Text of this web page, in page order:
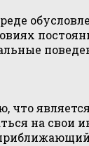
что
на свои